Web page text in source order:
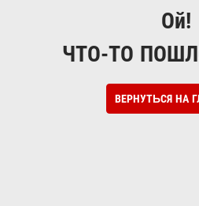
Ой!
ЧТО-ТО
ВЕРНУТЬСЯ НА